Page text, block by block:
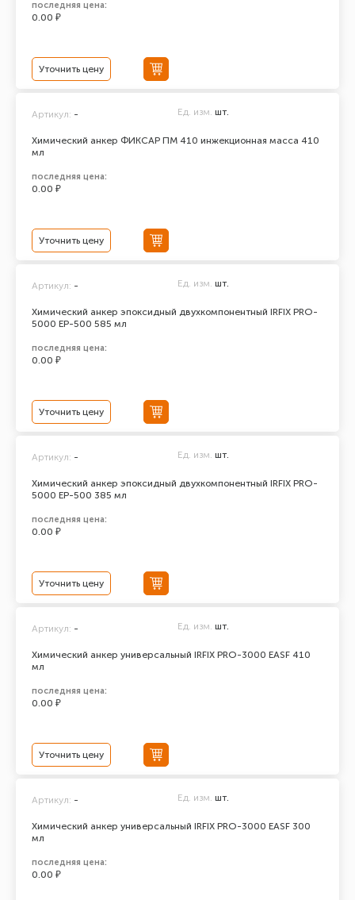
последняя цена:
0.00 ₽
Уточнить цену
Химический анкер ФИКСАР ПМ 410 инжекционная масса 410
мл
Артикул: - Ед. изм. шт.
последняя цена:
0.00 ₽
Уточнить цену
Химический анкер эпоксидный двухкомпонентный IRFIX PRO-
5000 ЕР-500 585 мл
Артикул: - Ед. изм. шт.
последняя цена:
0.00 ₽
Уточнить цену
Химический анкер эпоксидный двухкомпонентный IRFIX PRO-
5000 ЕР-500 385 мл
Артикул: - Ед. изм. шт.
последняя цена:
0.00 ₽
Уточнить цену
Химический анкер универсальный IRFIX PRO-3000 EASF 410
мл
Артикул: - Ед. изм. шт.
последняя цена:
0.00 ₽
Уточнить цену
Химический анкер универсальный IRFIX PRO-3000 EASF 300
мл
Артикул: - Ед. изм. шт.
последняя цена:
0.00 ₽